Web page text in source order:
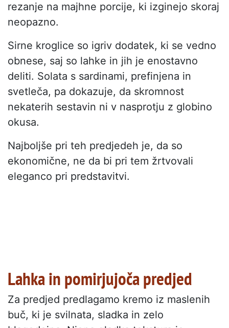
rezanje na majhne porcije, ki izginejo skoraj
neopazno.
Sirne kroglice so igriv dodatek, ki se vedno
obnese, saj so lahke in jih je enostavno
deliti. Solata s sardinami, prefinjena in
svetleča, pa dokazuje, da skromnost
nekaterih sestavin ni v nasprotju z globino
okusa.
Najboljše pri teh predjedeh je, da so
ekonomične, ne da bi pri tem žrtvovali
eleganco pri predstavitvi.
Lahka in pomirjujoča predjed
Za predjed predlagamo kremo iz maslenih
buč, ki je svilnata, sladka in zelo